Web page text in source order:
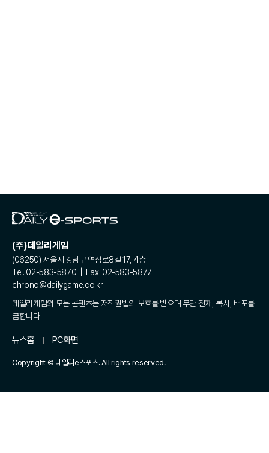
(주)데일리게임
(06250) 서울시 강남구 역삼로8길 17, 4층
Tel. 02-583-5870 | Fax. 02-583-5877
chrono@dailygame.co.kr
데일리게임의 모든 콘텐츠는 저작권법의 보호를 받으며 무단 전재, 복사, 배포를
금합니다.
뉴스홈 PC화면
Copyright © 데일리e스포츠. All rights reserved.